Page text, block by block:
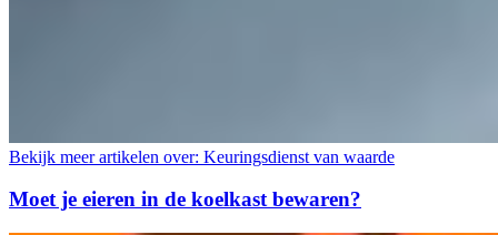
Bekijk meer artikelen over: Keuringsdienst van waarde
Moet je eieren in de koelkast bewaren?